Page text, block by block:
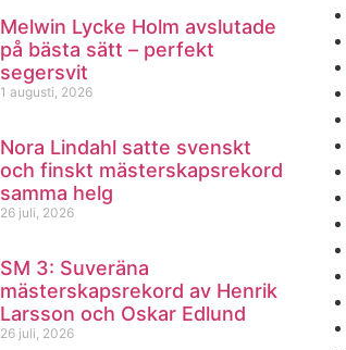
Melwin Lycke Holm avslutade
på bästa sätt – perfekt
segersvit
1 augusti, 2026
Nora Lindahl satte svenskt
och finskt mästerskapsrekord
samma helg
26 juli, 2026
SM 3: Suveräna
mästerskapsrekord av Henrik
Larsson och Oskar Edlund
26 juli, 2026